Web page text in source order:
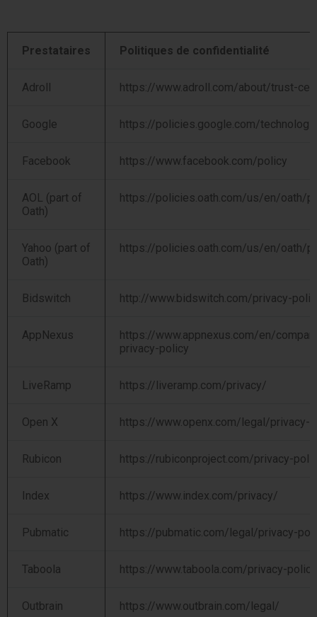
Prestataires Politiques de confidentialité
Adroll https://www.adroll.com/about/trust-
Google https://policies.google.com/
Facebook https://www.facebook.com/policy
AOL (part of
Oath)
https://policies.oath.com/us/en/oath/
Yahoo (part of
Oath)
https://policies.oath.com/us/en/oath/
Bidswitch http://www.bidswitch.com/privacy-
AppNexus
https://www.appnexus.com/en/
privacy-policy
LiveRamp https://liveramp.com/privacy/
Open X https://www.openx.com/legal/privacy-
Rubicon https://rubiconproject.com/privacy-
Index https://www.index.com/privacy/
Pubmatic https://pubmatic.com/legal/privacy-
Taboola https://www.taboola.com/privacy-policy
Outbrain https://www.outbrain.com/legal/